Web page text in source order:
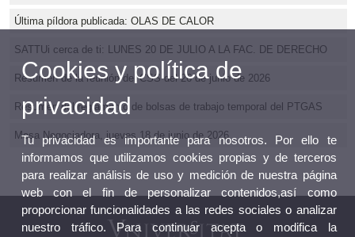
Última píldora publicada: OLAS DE CALOR
SATTUi cerca de ti: LUNES 20 DE JULIO A LA FAC. DE DERECHO
Resumen de la reunión del CSS del 26 de junio de 2026
Resumen del reglamento de bolsas de trabajo temporal del PTGAS
Mesa Negociadora, jueves 18 de junio de 2026
Cookies y política de
privacidad
Tu privacidad es importante para nosotros. Por ello te
informamos que utilizamos cookies propias y de terceros
para realizar análisis de uso y medición de nuestra página
web con el fin de personalizar contenidos,así como
proporcionar funcionalidades a las redes sociales o analizar
nuestro tráfico. Para continuar acepta o modifica la